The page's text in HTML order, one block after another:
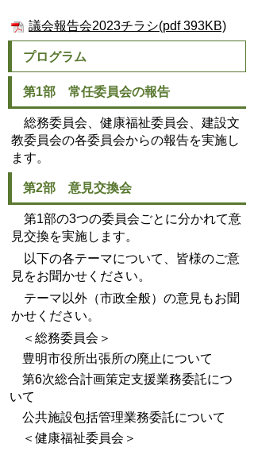
議会報告会2023チラシ(pdf 393KB)
プログラム
第1部 常任委員会の報告
総務委員会、健康福祉委員会、建設文
教委員会の各委員会からの報告を実施し
ます。
第2部 意見交換会
第1部の3つの委員会ごとに分かれて意
見交換を実施します。
以下の各テーマについて、皆様のご意
見をお聞かせください。
テーマ以外（市政全般）の意見もお聞
かせください。
＜総務委員会＞
豊明市役所出張所の廃止について
第6次総合計画策定支援業務委託につ
いて
公共施設包括管理業務委託について
＜健康福祉委員会＞